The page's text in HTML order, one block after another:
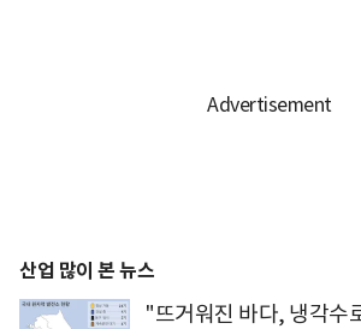
산업 많이 본 뉴스
"뜨거워진 바다, 냉각